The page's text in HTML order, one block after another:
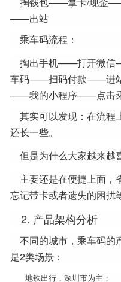
——出站
乘车码流程：
掏出手机——打开微
车码——扫码付款——进
——我的小程序——点击
其实可以发现：在流程
还长一些。
但是为什么大家越来越
主要还是在便捷上面，
忘记带卡或者遗失的困扰
2. 产品架构分析
不同的城市，乘车码的
是2类场景：
地铁出行，深圳市为主；